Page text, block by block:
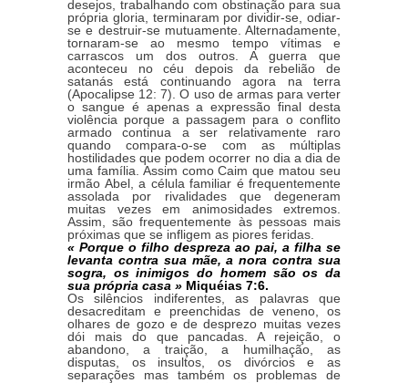
desejos, trabalhando com obstinação para sua
própria gloria, terminaram por dividir-se, odiar-
se e destruir-se mutuamente. Alternadamente,
tornaram-se ao mesmo tempo vítimas e
carrascos um dos outros. A guerra que
aconteceu no céu depois da rebelião de
satanás está continuando agora na terra
(Apocalipse 12: 7). O uso de armas para verter
o sangue é apenas a expressão final desta
violência porque a passagem para o conflito
armado continua a ser relativamente raro
quando compara-o-se com as múltiplas
hostilidades que podem ocorrer no dia a dia de
uma família. Assim como Caim que matou seu
irmão Abel, a célula familiar é frequentemente
assolada por rivalidades que degeneram
muitas vezes em animosidades extremos.
Assim, são frequentemente às pessoas mais
próximas que se infligem as piores feridas.
« Porque o filho despreza ao pai, a filha se
levanta contra sua mãe, a nora contra sua
sogra, os inimigos do homem são os da
sua própria casa » Miquéias 7:6.
Os silêncios indiferentes, as palavras que
desacreditam e preenchidas de veneno, os
olhares de gozo e de desprezo muitas vezes
dói mais do que pancadas. A rejeição, o
abandono, a traição, a humilhação, as
disputas, os insultos, os divórcios e as
separações mas também os problemas de